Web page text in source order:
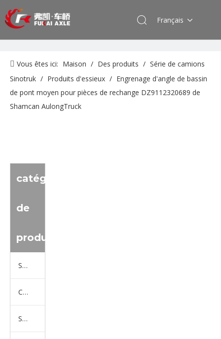
Français
Vous êtes ici: Maison / Des produits / Série de camions
Sinotruk / Produits d'essieux / Engrenage d'angle de bassin
de pont moyen pour pièces de rechange DZ9112320689 de
Shamcan AulongTruck
catégorie
de
produit
Série de camions Sinotruk
Camion Shacman Série
Série de camions SAIC-lveco Hongyan